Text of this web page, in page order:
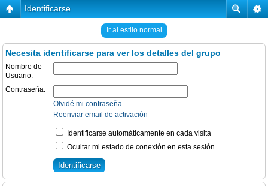
Identificarse
Ir al estilo normal
Necesita identificarse para ver los detalles del grupo
Nombre de
Usuario:
Contraseña:
Olvidé mi contraseña
Reenviar email de activación
Identificarse automáticamente en cada visita
Ocultar mi estado de conexión en esta sesión